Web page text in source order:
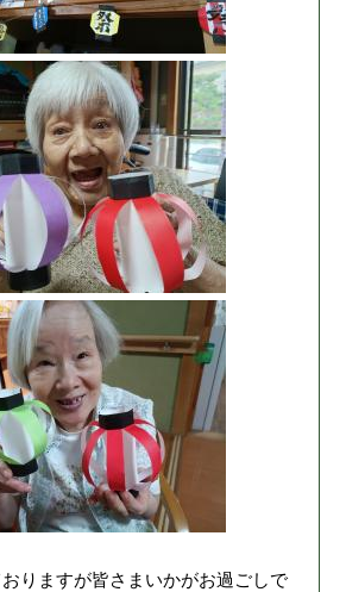
りますが皆さまいかがお過ごしで